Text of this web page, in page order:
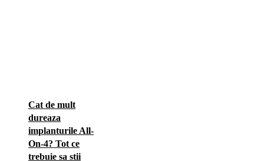
Cat de mult
dureaza
implanturile All-
On-4? Tot ce
trebuie sa stii